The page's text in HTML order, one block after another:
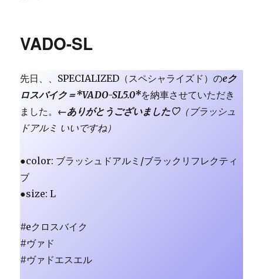
VADO-SL
先日、、SPECIALIZED（スペシャライズド）のeク
ロスバイク＝*VADO-SL5.0*を納車させていただき
ました。 ←ありがとうございました♡（ブラッシュ
ドアルミ いいですね）
●color: ブラッシュドアルミ/ブラックリフレクティ
ブ
●size: L
#eクロスバイク
#ヴァド
#ヴァドエスエル